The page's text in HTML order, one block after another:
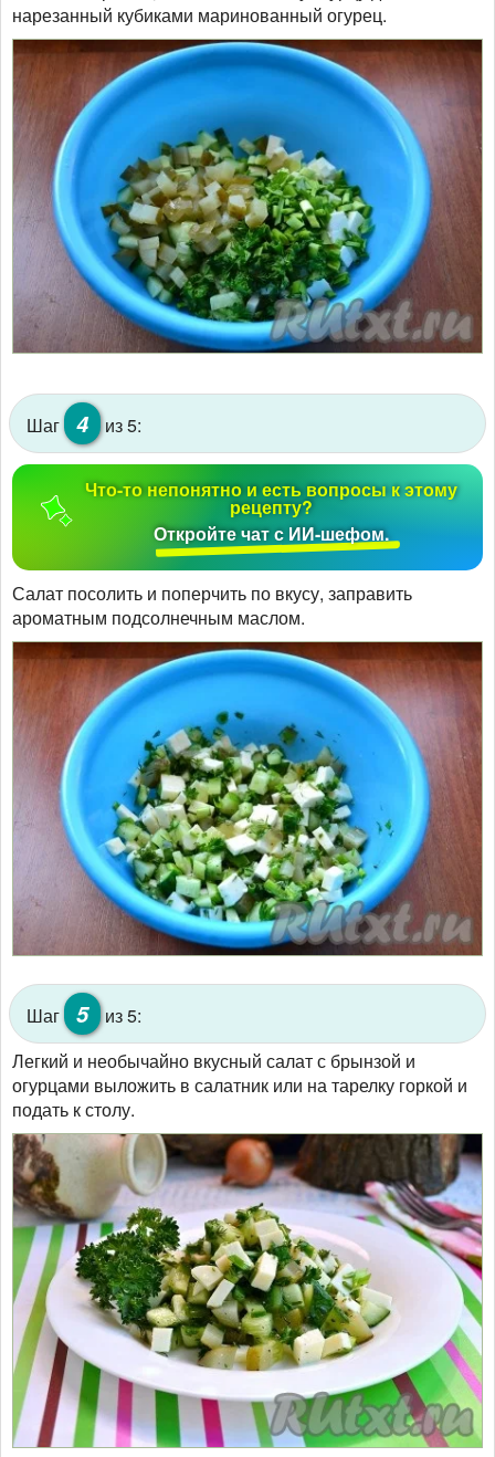
нарезанный кубиками маринованный огурец.
Шаг 4 из 5:
Что-то непонятно и есть вопросы к этому
рецепту?
Откройте чат с ИИ-шефом.
Салат посолить и поперчить по вкусу, заправить
ароматным подсолнечным маслом.
Шаг 5
из 5:
Легкий и необычайно вкусный салат с брынзой и
огурцами выложить в салатник или на тарелку горкой и
подать к столу.